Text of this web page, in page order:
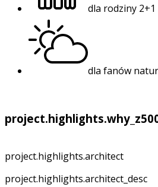
dla rodziny 2+1
dla fanów
project.highlights.architect
project.highlights.architect_desc